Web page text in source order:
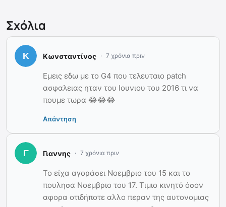
Σχόλια
Κωνσταντίνος 7 χρόνια πριν
Εμεις εδω με το G4 που τελευταιο patch
ασφαλειας ηταν του Ιουνιου του 2016 τι να
πουμε τωρα 😂😂😂
Απάντηση
Γιαννης 7 χρόνια πριν
Το είχα αγοράσει Νοεμβριο του 15 και το
πουλησα Νοεμβριο του 17. Τιμιο κινητό όσον
αφορα οτιδήποτε αλλο περαν της αυτονομιας